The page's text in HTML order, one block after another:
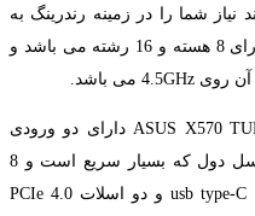
شما را در زمینه رندرینگ به
طور کامل برطرف کند. این پردازنده دارای 8 هسته و 16 رشته می باشد و
مادربرد فوق حرفه ای ASUS X570 TUF Gaming Plus دارای دو ورودی
حافظه از نوع M.2 و درگاه USB 3.2 نسل دول که بسیار سریع است و 8
پورت SATA 6.0Gb/s ، دارای یک درگاه usb type-C و دو اسلات PCIe 4.0